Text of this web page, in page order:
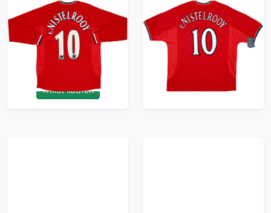
2000-02 Manchester
United Home L/S Shirt
v. Nistelrooy #10 -
8/10 - (M)
359.99£ · ca. €425
Trikot kaufen
2000-02 Manchester
United Home Shirt
V.Nistelrooy #10 (XXL)
299.99£ · ca. €354